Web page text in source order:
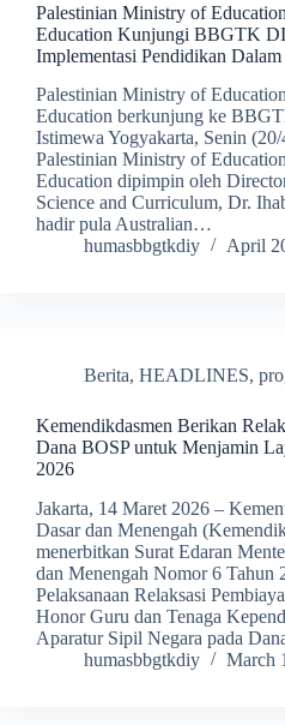
Palestinian Ministry of
Education Kunjungi BBGTK
Implementasi Pendidikan
Palestinian Ministry of
Education berkunjung ke
Istimewa Yogyakarta, Senin
Palestinian Ministry of
Education dipimpin oleh
Science and Curriculum, Dr.
hadir pula Australian…
humasbbgtkdiy
April
Berita, HEADLINES,
Kemendikdasmen Berikan
Dana BOSP untuk Menjamin
2026
Jakarta, 14 Maret 2026 –
Dasar dan Menengah
menerbitkan Surat Edaran
dan Menengah Nomor 6 Tahun
Pelaksanaan Relaksasi
Honor Guru dan Tenaga
Aparatur Sipil Negara pada
humasbbgtkdiy
March